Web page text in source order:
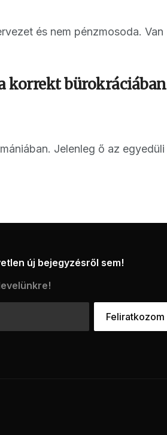
és nem pénzmosoda. Van
korrekt bürokráciában
Jelenleg ő az egyedüli
új bejegyzésről sem!